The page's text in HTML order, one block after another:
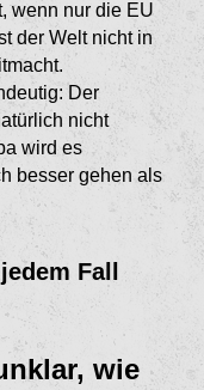
wenn nur die EU
der Welt nicht in
Der
nicht
wird es
besser gehen als
Fall
wie